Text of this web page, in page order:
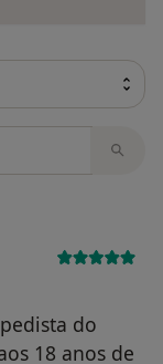
do
18 anos de